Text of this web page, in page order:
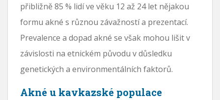
přibližně 85 % lidí ve věku 12 až 24 let nějakou
formu akné s různou závažností a prezentací.
Prevalence a dopad akné se však mohou lišit v
závislosti na etnickém původu v důsledku
genetických a environmentálních faktorů.
Akné u kavkazské populace